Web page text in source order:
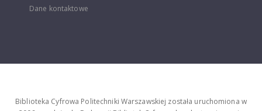
Dane kontaktowe
Biblioteka Cyfrowa Politechniki Warszawskiej została uruchomiona w